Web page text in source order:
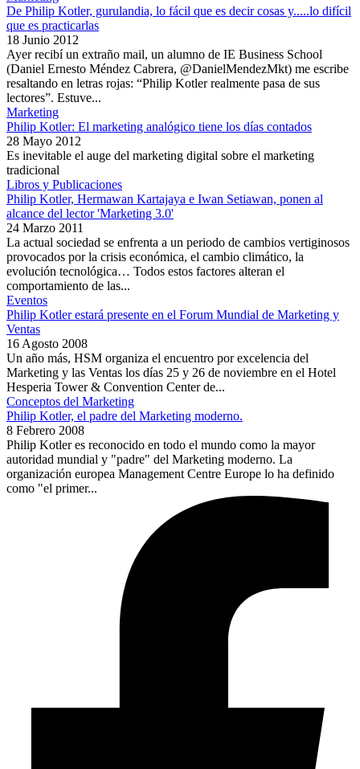
De Philip Kotler, gurulandia, lo fácil que es decir cosas y.....lo difícil
que es practicarlas
18 Junio 2012
Ayer recibí un extraño mail, un alumno de IE Business School
(Daniel Ernesto Méndez Cabrera, @DanielMendezMkt) me escribe
resaltando en letras rojas: “Philip Kotler realmente pasa de sus
lectores”. Estuve...
Marketing
Philip Kotler: El marketing analógico tiene los días contados
28 Mayo 2012
Es inevitable el auge del marketing digital sobre el marketing
tradicional
Libros y Publicaciones
Philip Kotler, Hermawan Kartajaya e Iwan Setiawan, ponen al
alcance del lector 'Marketing 3.0'
24 Marzo 2011
La actual sociedad se enfrenta a un periodo de cambios vertiginosos
provocados por la crisis económica, el cambio climático, la
evolución tecnológica… Todos estos factores alteran el
comportamiento de las...
Eventos
Philip Kotler estará presente en el Forum Mundial de Marketing y
Ventas
16 Agosto 2008
Un año más, HSM organiza el encuentro por excelencia del
Marketing y las Ventas los días 25 y 26 de noviembre en el Hotel
Hesperia Tower & Convention Center de...
Conceptos del Marketing
Philip Kotler, el padre del Marketing moderno.
8 Febrero 2008
Philip Kotler es reconocido en todo el mundo como la mayor
autoridad mundial y "padre" del Marketing moderno. La
organización europea Management Centre Europe lo ha definido
como "el primer...